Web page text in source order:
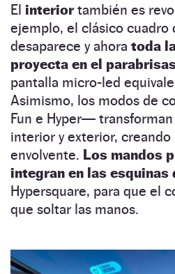
El interiortambién es
ejemplo, el clásico cuadro
desaparece y ahora toda
proyecta en el
pantalla micro-led
Asimismo, los modos de
Fun e Hyper—
interior y exterior, creando
envolvente. Los mandos
integran en las esquinas
Hypersquare, para que el
que soltar las manos.